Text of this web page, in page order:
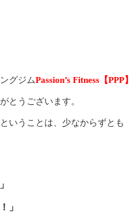
グジムPassion’s Fitness【PPP】
とうございます。
いうことは、少なからずとも
」